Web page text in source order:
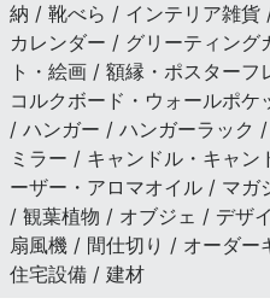
納 / 靴べら / インテリア雑貨
カレンダー / グリーティン
ト・絵画 / 額縁・ポスター
コルクボード・ウォールポ
/ ハンガー / ハンガーラック
ミラー / キャンドル・キャ
ーザー・アロマオイル / マ
/ 観葉植物 / オブジェ / デザ
扇風機 / 間仕切り / オーダ
住宅設備 / 建材